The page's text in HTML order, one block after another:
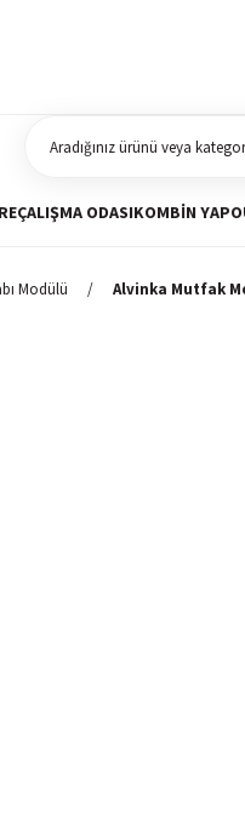
ÇALIŞMA ODASIKOMBIN YAP
Modülü Alvinka Mutfak